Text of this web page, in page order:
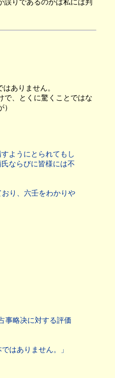
りであるのかは私には判
ありません。
で、とくに驚くことではな
ようにとられてもし
ならびに皆様には不
り、六壬をわかりや
事略决に対する評価
はありません。」